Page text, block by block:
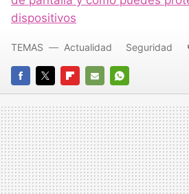
dispositivos
FACEBOOK
TWITTERFLIPBOARD
E-
MAIL
WHATSAPP
TEMAS Actualidad Seguridad